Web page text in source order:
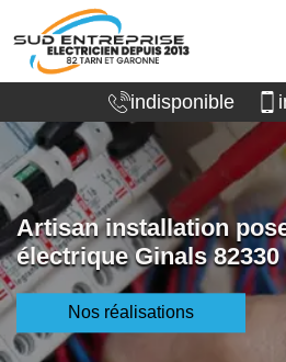
indisponible
Artisan installation
électrique Ginals 82330
Nos réalisations